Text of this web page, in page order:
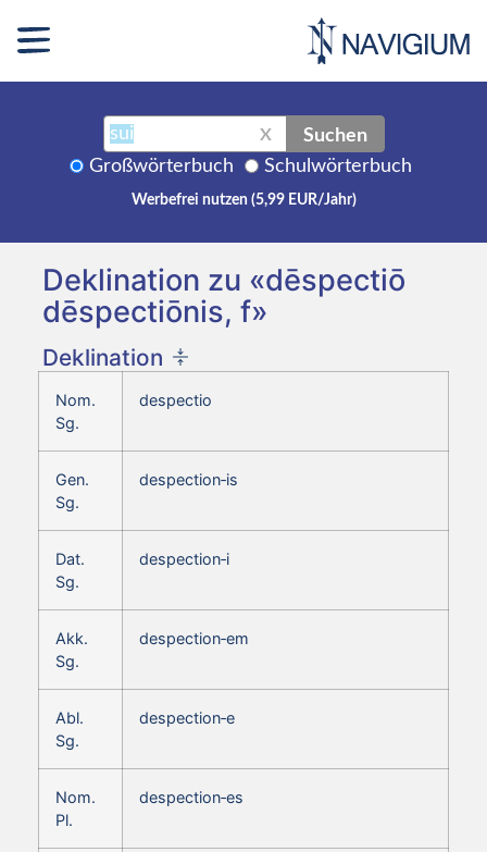
X Suchen
Großwörterbuch Schulwörterbuch
Werbefrei nutzen (5,99 EUR/Jahr)
Deklination zu «dēspectiō
dēspectiōnis, f»
Deklination
Nom.
Sg.
despectio
Gen.
Sg.
despection‑is
Dat.
Sg.
despection‑i
Akk.
Sg.
despection‑em
Abl.
Sg.
despection‑e
Nom.
Pl.
despection‑es